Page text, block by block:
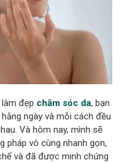
đẹp chăm sóc da, bạn
ngày và mỗi cách đều
Và hôm nay, mình sẽ
pháp vô cùng nhanh gọn,
và đã được minh chứng